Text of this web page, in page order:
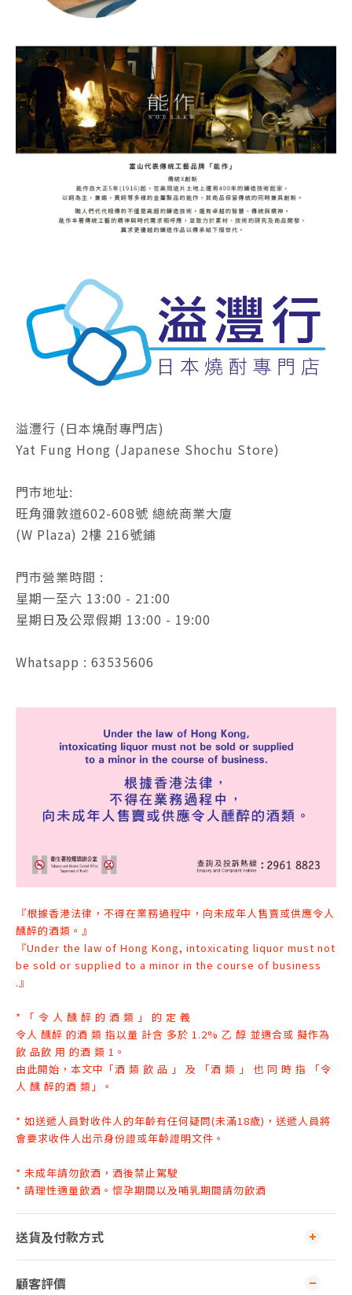
溢灃行 (日本燒酎專門店)
Yat Fung Hong (Japanese Shochu Store)
門市地址:
旺角彌敦道602-608號 總統商業大廈
(W Plaza) 2樓 216號鋪
門市營業時間 :
星期一至六 13:00 - 21:00
星期日及公眾假期 13:00 - 19:00
Whatsapp : 63535606
『根據香港法律，不得在業務過程中，向未成年人售賣或供應令人
醺醉的酒類。』
『Under the law of Hong Kong, intoxicating liquor must not
be sold or supplied to a minor in the course of business
.』
* 「 令 人 醺 醉 的 酒 類 」 的 定 義
令人 醺醉 的酒 類 指以量 計含 多於 1.2% 乙 醇 並適合或 擬作為
飲 品飲 用 的酒 類 1。
由此開始，本文中「酒 類 飲 品 」 及 「酒 類 」 也 同 時 指 「令
人 醺 醉的酒 類」。
* 如送遞人員對收件人的年齡有任何疑問(未滿18歲)，送遞人員將
會要求收件人出示身份證或年齡證明文件 。
* 未成年請勿飲酒，酒後禁止駕駛
* 請理性適量飲酒。懷孕期間以及哺乳期間請勿飲酒
送貨及付款方式
顧客評價